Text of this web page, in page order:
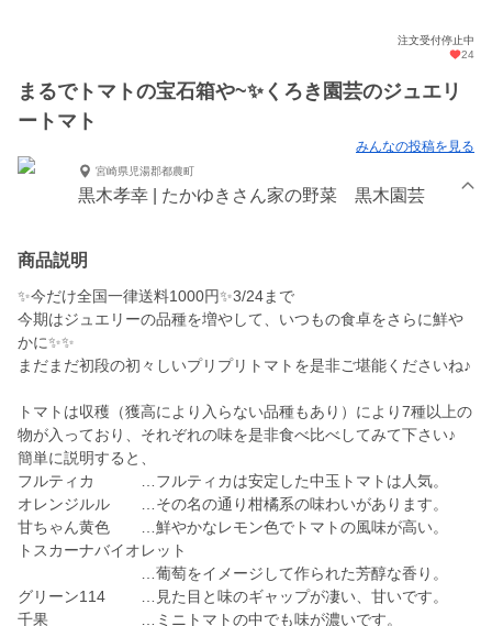
注文受付停止中
24
まるでトマトの宝石箱や~✨くろき園芸のジュエリ
ートマト
みんなの投稿を見る
宮崎県児湯郡都農町
黒木孝幸 | たかゆきさん家の野菜 黒木園芸
商品説明
✨今だけ全国一律送料1000円✨3/24まで
今期はジュエリーの品種を増やして、いつもの食卓をさらに鮮や
かに✨✨
まだまだ初段の初々しいプリプリトマトを是非ご堪能くださいね♪
トマトは収穫（獲高により入らない品種もあり）により7種以上の
物が入っており、それぞれの味を是非食べ比べしてみて下さい♪
簡単に説明すると、
フルティカ …フルティカは安定した中玉トマトは人気。
オレンジルル …その名の通り柑橘系の味わいがあります。
甘ちゃん黄色 …鮮やかなレモン色でトマトの風味が高い。
トスカーナバイオレット
…葡萄をイメージして作られた芳醇な香り。
グリーン114 …見た目と味のギャップが凄い、甘いです。
千果 …ミニトマトの中でも味が濃いです。